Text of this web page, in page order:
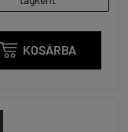
 KOSÁRBA